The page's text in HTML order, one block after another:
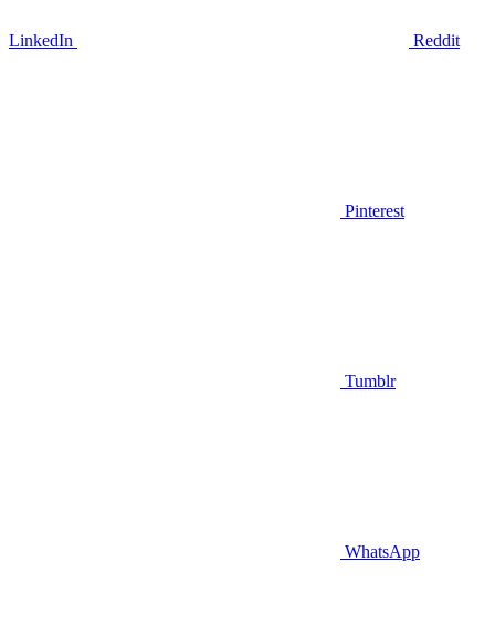
LinkedIn Reddit
Pinterest
Tumblr
WhatsApp